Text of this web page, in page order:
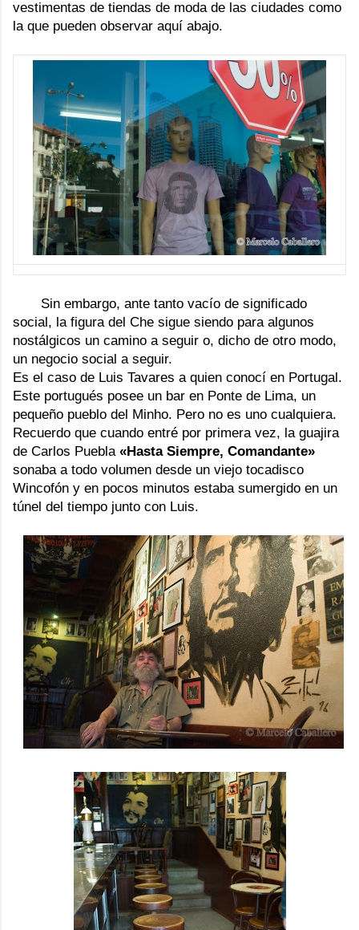
vestimentas de tiendas de moda de las ciudades como
la que pueden observar aquí abajo.
Sin embargo, ante tanto vacío de significado
social, la figura del Che sigue siendo para algunos
nostálgicos un camino a seguir o, dicho de otro modo,
un negocio social a seguir.
Es el caso de Luis Tavares a quien conocí en Portugal.
Este portugués posee un bar en Ponte de Lima, un
pequeño pueblo del Minho. Pero no es uno cualquiera.
Recuerdo que cuando entré por primera vez, la guajira
de Carlos Puebla «Hasta Siempre, Comandante»
sonaba a todo volumen desde un viejo tocadisco
Wincofón y en pocos minutos estaba sumergido en un
túnel del tiempo junto con Luis.